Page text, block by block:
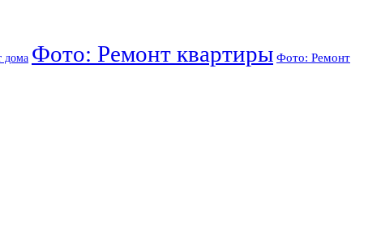
дома Фото: Ремонт квартиры Фото: Ремонт